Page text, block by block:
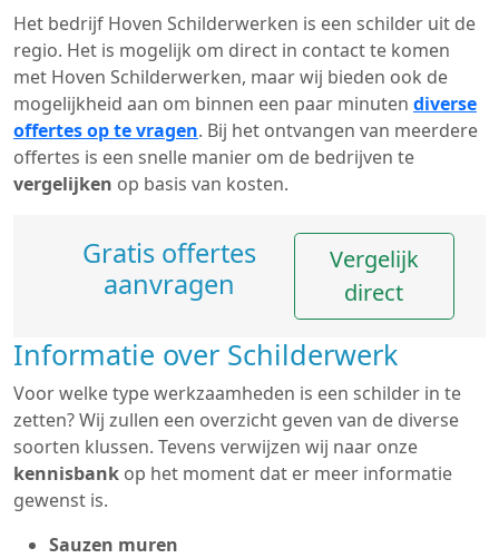
Het bedrijf Hoven Schilderwerken is een schilder uit de
regio. Het is mogelijk om direct in contact te komen
met Hoven Schilderwerken, maar wij bieden ook de
mogelijkheid aan om binnen een paar minuten diverse
offertes op te vragen. Bij het ontvangen van meerdere
offertes is een snelle manier om de bedrijven te
vergelijken op basis van kosten.
Gratis offertes
aanvragen
Vergelijk
direct
Informatie over Schilderwerk
Voor welke type werkzaamheden is een schilder in te
zetten? Wij zullen een overzicht geven van de diverse
soorten klussen. Tevens verwijzen wij naar onze
kennisbank op het moment dat er meer informatie
gewenst is.
Sauzen muren